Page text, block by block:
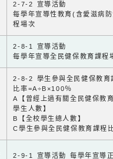
2-7-2 宣導活動
每學年宣導性教育(含愛滋病
程場次
2-8-1 宣導活動
每學年宣導全民健保教育課程
2-8-2 學生參與全民健保教育
比率=A÷B×100％
A【曾經上過有關全民健保教
學生人數】
B【全校學生總人數】
C學生參與全民健保教育課程
2-9-1 宣導活動 每學年宣導